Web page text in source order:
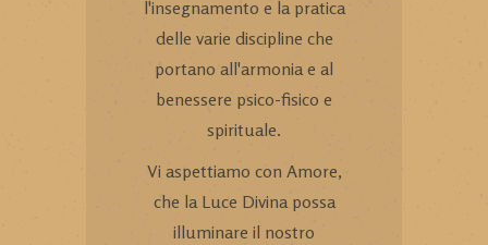
l'insegnamento e la pratica
delle varie discipline che
portano all'armonia e al
benessere psico-fisico e
spirituale.
Vi aspettiamo con Amore,
che la Luce Divina possa
illuminare il nostro